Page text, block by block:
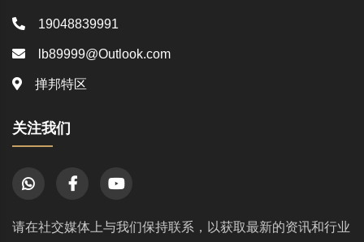
19048839991
lb89999@Outlook.com
掸邦特区
关注我们
请在社交媒体上与我们保持联系，以获取最新的资讯和行业